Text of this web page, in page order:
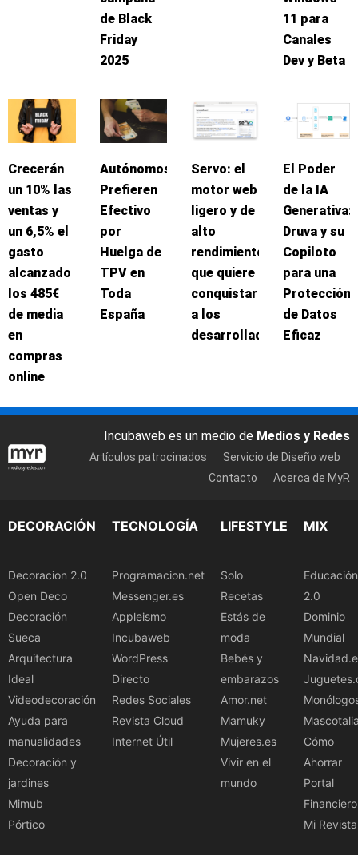
de Black
Friday
2025
11 para
Canales
Dev y Beta
Crecerán
un 10% las
ventas y
un 6,5% el
gasto
alcanzado
los 485€
de media
en
compras
online
Autónomos
Prefieren
Efectivo
por
Huelga de
TPV en
Toda
España
Servo: el
motor web
ligero y de
alto
rendimiento
que quiere
conquistar
a los
desarrolladores
El Poder
de la IA
Generativa:
Druva y su
Copiloto
para una
Protección
de Datos
Eficaz
Incubaweb es un medio de Medios y Redes
Artículos patrocinados
Servicio de Diseño web
Contacto
Acerca de MyR
DECORACIÓN
Decoracion 2.0
Open Deco
Decoración
Sueca
Arquitectura
Ideal
Videodecoración
Ayuda para
manualidades
Decoración y
jardines
Mimub
Pórtico
TECNOLOGÍA
Programacion.net
Messenger.es
Appleismo
Incubaweb
WordPress
Directo
Redes Sociales
Revista Cloud
Internet Útil
LIFESTYLE
Solo
Recetas
Estás de
moda
Bebés y
embarazos
Amor.net
Mamuky
Mujeres.es
Vivir en el
mundo
MIX
Educación
2.0
Dominio
Mundial
Cómo
Ahorrar
Portal
Financiero
Mi Revista